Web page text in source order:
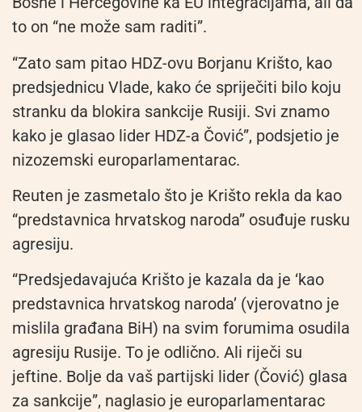
to on “ne može sam raditi”.
“Zato sam pitao HDZ-ovu Borjanu Krišto, kao
predsjednicu Vlade, kako će spriječiti bilo koju
stranku da blokira sankcije Rusiji. Svi znamo
kako je glasao lider HDZ-a Čović”, podsjetio je
nizozemski europarlamentarac.
Reuten je zasmetalo što je Krišto rekla da kao
“predstavnica hrvatskog naroda” osuđuje rusku
agresiju.
“Predsjedavajuća Krišto je kazala da je ‘kao
predstavnica hrvatskog naroda’ (vjerovatno je
mislila građana BiH) na svim forumima osudila
agresiju Rusije. To je odlično. Ali riječi su
jeftine. Bolje da vaš partijski lider (Čović) glasa
za sankcije”, naglasio je europarlamentarac